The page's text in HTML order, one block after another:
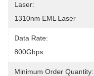
Laser:
1310nm EML Laser
Data Rate:
800Gbps
Minimum Order Quantity: